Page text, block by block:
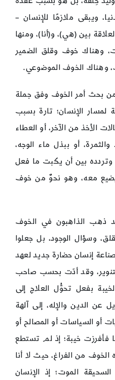
ويبقى ملازمًا للإنسان –
بين (هي)، و(أنا)، ومنها
وهناك خوف وقلق الضمير
وهناك الخوف الموضوعي.
بحث أمر الخوف وفق جملة
لمسار الإنسان؛ تارة بسبب
الأخذ من الآخر، أو العطاء
أو ببذل ماء الوجه،
وتردده بين أن يكبت ما فعل
معه، وهو نحوٌ من خوف
ذهب الذاهبون في الخوف
وسؤال الوجود، بل جعلوا
إنسان حضارة جديد لعهد
وقد أدّت بحسب صاحب
بفعل تحوُّل العلاج إلى
عن الدين والإله، إلى آلهة
أو السياسات أو المصالح أو
فأفرزت خيبة؛ إذ لم تستطع
من الفراغ، حيث لا أنا
الموت؛ إذ الإنسان